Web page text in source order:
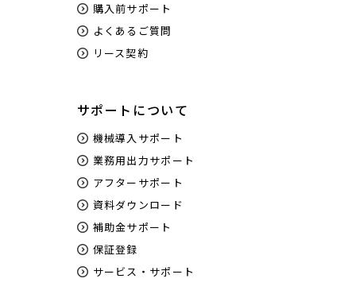
購入前サポート
よくあるご質問
リース契約
サポートについて
機械導入サポート
業務用出力サポート
アフターサポート
資料ダウンロード
補助金サポート
保証登録
サービス・サポート